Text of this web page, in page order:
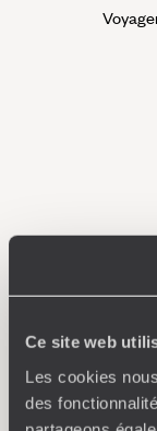
Ce site web
Les cookies
des
Amoureux
étapes,